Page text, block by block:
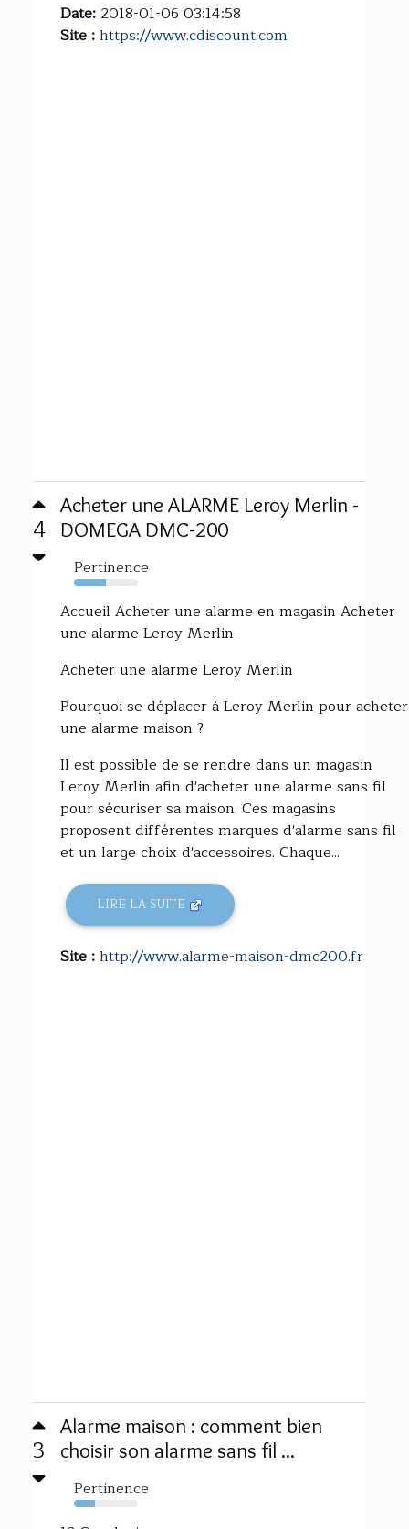
Date: 2018-01-06 03:14:58
Site :https://www.cdiscount.com
4
Acheter une ALARME Leroy Merlin -
DOMEGA DMC-200
Pertinence
50%
Accueil Acheter une alarme en magasin Acheter
une alarme Leroy Merlin
Acheter une alarme Leroy Merlin
Pourquoi se déplacer à Leroy Merlin pour acheter
une alarme maison ?
Il est possible de se rendre dans un magasin
Leroy Merlin afin d'acheter une alarme sans fil
pour sécuriser sa maison. Ces magasins
proposent différentes marques d'alarme sans fil
et un large choix d'accessoires. Chaque...
LIRE LA SUITE
Site :http://www.alarme-maison-dmc200.fr
3
Alarme maison : comment bien
choisir son alarme sans fil ...
Pertinence
33%